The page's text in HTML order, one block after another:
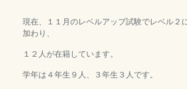
現在、１１月のレベルアップ試験でレベル２
加わり、
１２人が在籍しています。
学年は４年生９人、３年生３人です。